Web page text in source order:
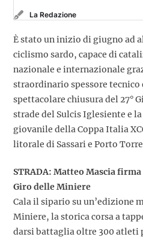
La Redazione
È stato un inizio di giugno ad
ciclismo sardo, capace di
nazionale e internazionale
straordinario spessore
spettacolare chiusura del 27°
strade del Sulcis Iglesiente e
giovanile della Coppa Italia
litorale di Sassari e Porto
STRADA: Matteo Mascia
Giro delle Miniere
Cala il sipario su un’edizione
Miniere, la storica corsa a
darsi battaglia oltre 300